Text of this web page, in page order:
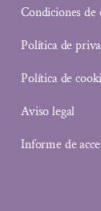
Condiciones de
Política de
Política de
Aviso legal
Informe de